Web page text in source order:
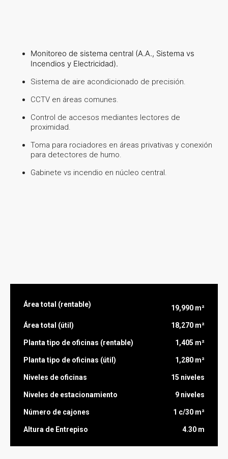
Monitoreo de sistema central (A.A., Sistema vs
Incendios y Electricidad).
Sistema de aire acondicionado de precisión.
CCTV en áreas comunes.
Control de accesos mediantes lectores de
proximidad.
Toma para rociadores en áreas privativas y conexión
para detectores de humo.
Gabinete vs incendio en núcleo central.
Área total (rentable) 19,990 m²
Área total (útil) 18,270 m²
Planta tipo de oficinas (rentable) 1,405 m²
Planta tipo de oficinas (útil) 1,280 m²
Niveles de oficinas 15 niveles
Niveles de estacionamiento 9 niveles
Número de cajones 1 c/30 m²
Altura de Entrepiso 4.30 m